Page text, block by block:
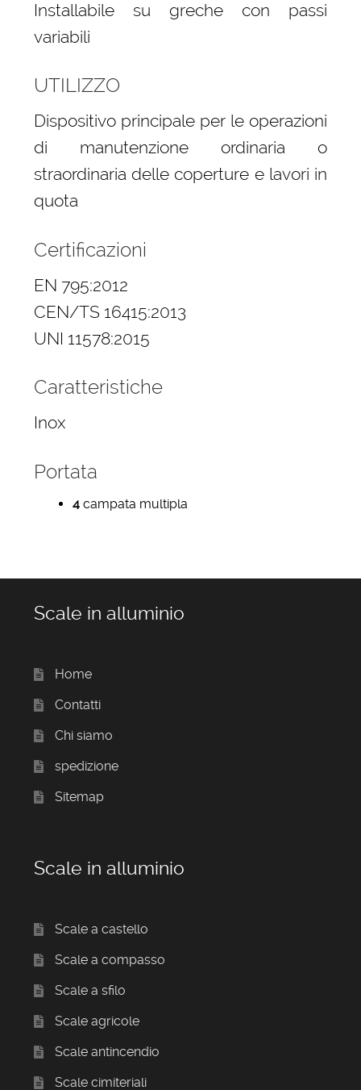
Installabile su greche con passi
variabili
UTILIZZO
Dispositivo principale per le operazioni
di manutenzione ordinaria o
straordinaria delle coperture e lavori in
quota
Certificazioni
EN 795:2012
CEN/TS 16415:2013
UNI 11578:2015
Caratteristiche
Inox
Portata
4 campata multipla
Scale in alluminio
Home
Contatti
Chi siamo
spedizione
Sitemap
Scale in alluminio
Scale a castello
Scale a compasso
Scale a sfilo
Scale agricole
Scale antincendio
Scale cimiteriali